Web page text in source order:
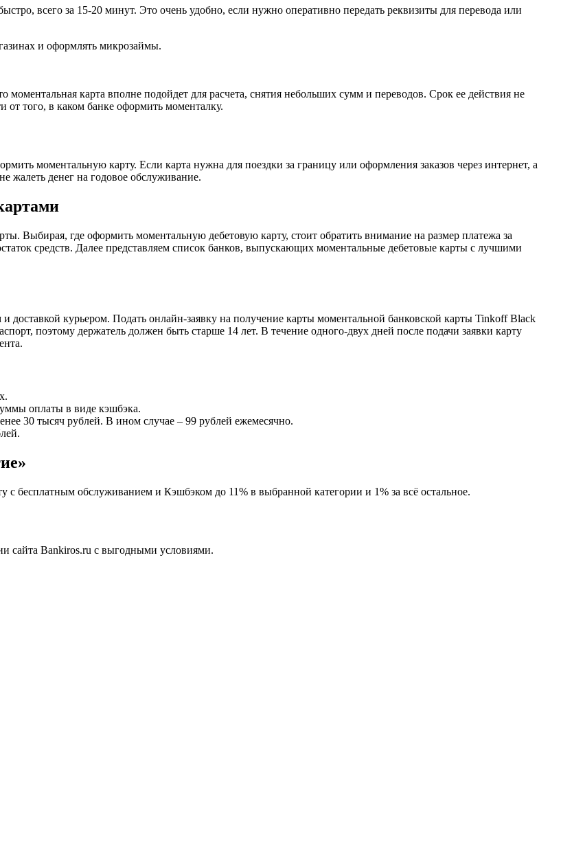
всего за 15-20 минут. Это очень удобно, если нужно оперативно передать реквизиты для перевода или
и оформлять микрозаймы.
моментальная карта вполне подойдет для расчета, снятия небольших сумм и переводов. Срок ее действия не
от того, в каком банке оформить моменталку.
моментальную карту. Если карта нужна для поездки за границу или оформления заказов через интернет, а
жалеть денег на годовое обслуживание.
Выбирая, где оформить моментальную дебетовую карту, стоит обратить внимание на размер платежа за
средств. Далее представляем список банков, выпускающих моментальные дебетовые карты с лучшими
доставкой курьером. Подать онлайн-заявку на получение карты моментальной банковской карты Tinkoff Black
поэтому держатель должен быть старше 14 лет. В течение одного-двух дней после подачи заявки карту
оплаты в виде кэшбэка.
30 тысяч рублей. В ином случае – 99 рублей ежемесячно.
с бесплатным обслуживанием и Кэшбэком до 11% в выбранной категории и 1% за всё остальное.
сайта Bankiros.ru с выгодными условиями.